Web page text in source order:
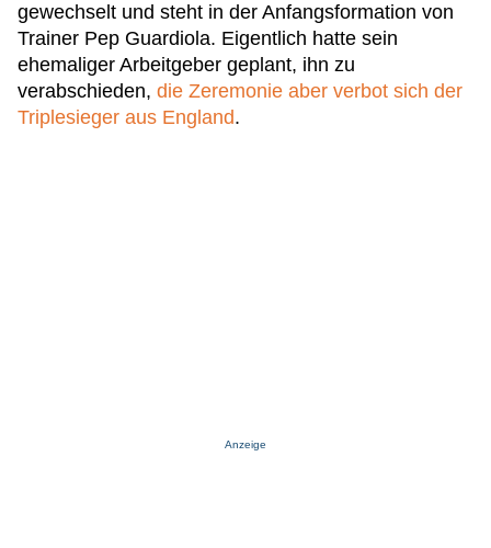
gewechselt und steht in der Anfangsformation von
Trainer Pep Guardiola. Eigentlich hatte sein
ehemaliger Arbeitgeber geplant, ihn zu
verabschieden, die Zeremonie aber verbot sich der
Triplesieger aus England.
Anzeige